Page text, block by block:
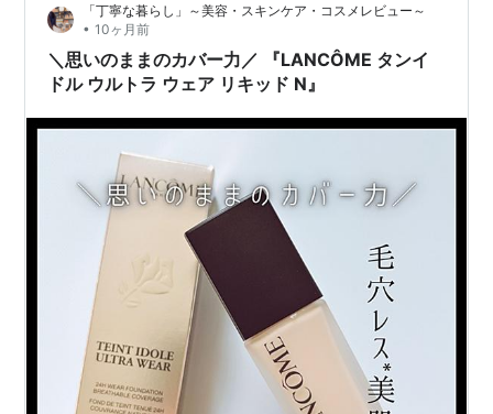
PA++のUVカット効果を持ちながら、軽いテクスチャー
で通気性のある仕…
「丁寧な暮らし」～美容・スキンケア・コスメレビュー～
• 10ヶ月前
＼思いのままのカバー力／ 『LANCÔME タンイ
ドル ウルトラ ウェア リキッド N』